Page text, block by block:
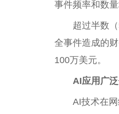
事件频率和数量
超过半数
全事件造成的
100万美元。
AI应用广
AI技术在